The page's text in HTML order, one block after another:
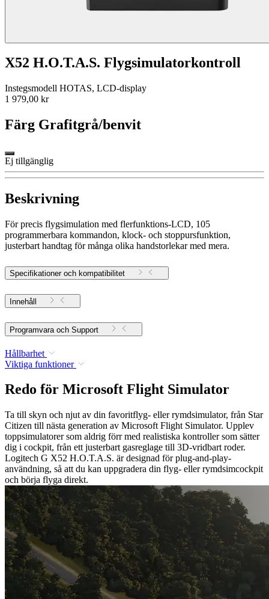
X52 H.O.T.A.S. Flygsimulatorkontroll
Instegsmodell HOTAS, LCD-display
1 979,00 kr
Färg Grafitgrå/benvit
Ej tillgänglig
Beskrivning
För precis flygsimulation med flerfunktions-LCD, 105
programmerbara kommandon, klock- och stoppursfunktion,
justerbart handtag för många olika handstorlekar med mera.
Specifikationer och kompatibilitet
Innehåll
Programvara och Support
Hållbarhet
Viktiga funktioner
Redo för Microsoft Flight Simulator
Ta till skyn och njut av din favoritflyg- eller rymdsimulator, från Star
Citizen till nästa generation av Microsoft Flight Simulator. Upplev
toppsimulatorer som aldrig förr med realistiska kontroller som sätter
dig i cockpit, från ett justerbart gasreglage till 3D-vridbart roder.
Logitech G X52 H.O.T.A.S. är designad för plug-and-play-
användning, så att du kan uppgradera din flyg- eller rymdsimcockpit
och börja flyga direkt.